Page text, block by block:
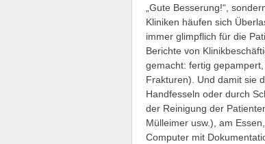
„Gute Besserung!“,
Kliniken häufen sich
immer glimpflich für die
Berichte von
gemacht: fertig
Frakturen). Und damit sie
Handfesseln oder durch
der Reinigung der
Mülleimer usw.), am
Computer mit